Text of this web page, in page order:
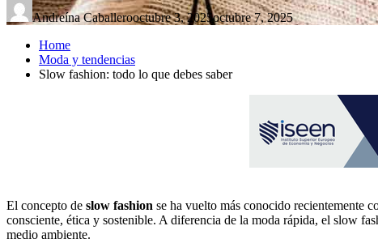
Andreína Caballerooctubre 3, 2025octubre 7, 2025
Home
Moda y tendencias
Slow fashion: todo lo que debes saber
El concepto de slow fashion se ha vuelto más conocido recientemente
consciente, ética y sostenible. A diferencia de la moda rápida, el slow
medio ambiente.